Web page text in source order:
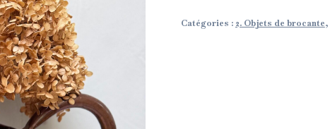
Catégories : 2. Objets de brocante,